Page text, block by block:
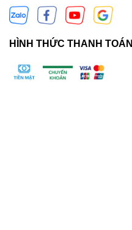
HÌNH THỨC THANH TOÁN